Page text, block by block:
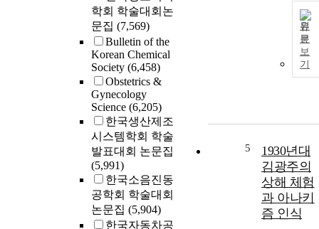
학회 학술대회논
문집 (7,569)
Bulletin of the
Korean Chemical
Society (6,458)
Obstetrics &
Gynecology
Science (6,205)
한국생산제조
시스템학회 학술
발표대회 논문집
(5,991)
한국소음진동
공학회 학술대회
논문집 (5,904)
한국자동차공
원
문
보
기
5
1930년대
김광주의
상해 체험
과 아나키
즘 인식